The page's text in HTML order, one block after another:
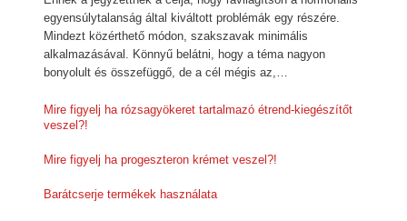
egyensúlytalanság által kiváltott problémák egy részére.
Mindezt közérthető módon, szakszavak minimális
alkalmazásával. Könnyű belátni, hogy a téma nagyon
bonyolult és összefüggő, de a cél mégis az,…
Mire figyelj ha rózsagyökeret tartalmazó étrend-kiegészítőt
veszel?!
Mire figyelj ha progeszteron krémet veszel?!
Barátcserje termékek használata